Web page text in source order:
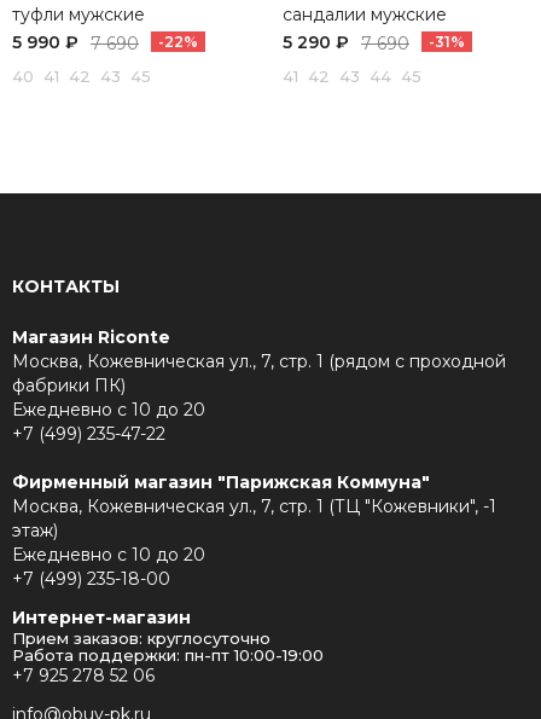
туфли мужские
5 990 ₽
7 690 -22%
40 41 42 43 45
сандалии мужские
5 290 ₽
7 690 -31%
41 42 43 44 45
КОНТАКТЫ
Магазин Riconte
Москва, Кожевническая ул., 7, стр. 1 (рядом с проходной
фабрики ПК)
Ежедневно с 10 до 20
+7 (499) 235-47-22
Фирменный магазин "Парижская Коммуна"
Москва, Кожевническая ул., 7, стр. 1 (ТЦ "Кожевники", -1
этаж)
Ежедневно с 10 до 20
+7 (499) 235-18-00
Интернет-магазин
Прием заказов: круглосуточно
Работа поддержки: пн-пт 10:00-19:00
+7 925 278 52 06
info@obuv-pk.ru